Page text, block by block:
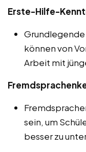
Erste-Hilfe-
Grundlegende
können von
Arbeit mit
sein, um
besser zu